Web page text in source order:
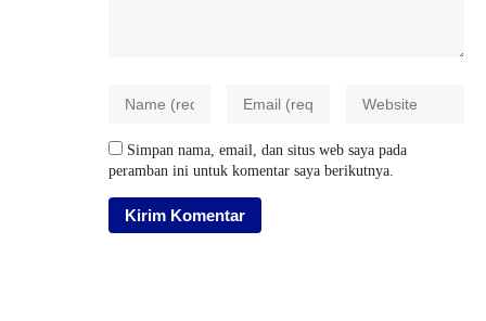
Simpan nama, email, dan situs web saya pada
peramban ini untuk komentar saya berikutnya.